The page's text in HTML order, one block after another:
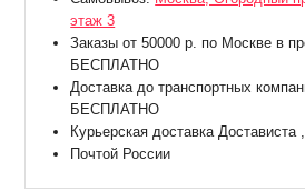
этаж 3
Заказы от 50000 р. по Москве в
БЕСПЛАТНО
Доставка до транспортных
БЕСПЛАТНО
Курьерская доставка
Почтой России